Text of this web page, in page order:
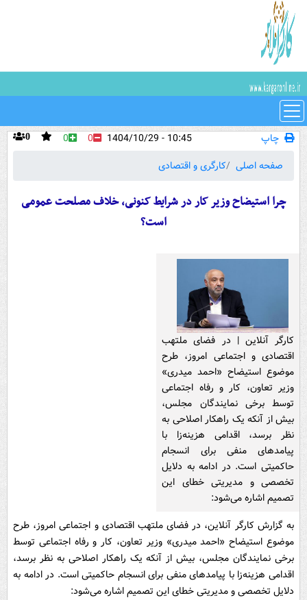
چاپ 0 0 0
10:45 - 1404/10/29
صفحه اصلی
کارگری و اقتصادی
چرا استیضاح وزیر کار در شرایط کنونی، خلاف مصلحت عمومی
است؟
کارگر آنلاین | در فضای ملتهب
اقتصادی و اجتماعی امروز، طرح
موضوع استیضاح «احمد میدری»
وزیر تعاون، کار و رفاه اجتماعی
توسط برخی نمایندگان مجلس،
بیش از آنکه یک راهکار اصلاحی به
نظر برسد، اقدامی هزینه‌زا با
پیامدهای منفی برای انسجام
حاکمیتی است. در ادامه به دلایل
تخصصی و مدیریتی خطای این
تصمیم اشاره می‌شود:
به گزارش کارگر آنلاین، در فضای ملتهب اقتصادی و اجتماعی امروز، طرح
موضوع استیضاح «احمد میدری» وزیر تعاون، کار و رفاه اجتماعی توسط
برخی نمایندگان مجلس، بیش از آنکه یک راهکار اصلاحی به نظر برسد،
اقدامی هزینه‌زا با پیامدهای منفی برای انسجام حاکمیتی است. در ادامه به
دلایل تخصصی و مدیریتی خطای این تصمیم اشاره می‌شود: